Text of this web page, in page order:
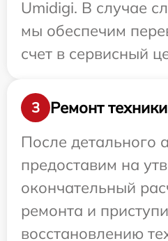
Umidigi. В случае
мы обеспечим
счет в сервисный
3
Ремонт техники
После детального
предоставим на
окончательный
ремонта и
восстановлению